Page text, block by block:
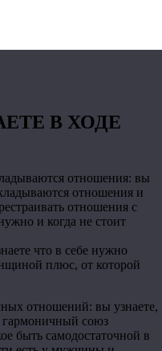
В ХОДЕ
отношения: вы
отношения и
отношения с
и когда не стоит
что в себе нужно
плюс, от которой
отношений: вы узнаете,
гармоничный союз
быть самодостаточной в